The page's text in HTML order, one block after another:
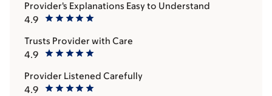
4.9
Provider's Explanations Easy to Understand
4.9
Trusts Provider with Care
4.9
Provider Listened Carefully